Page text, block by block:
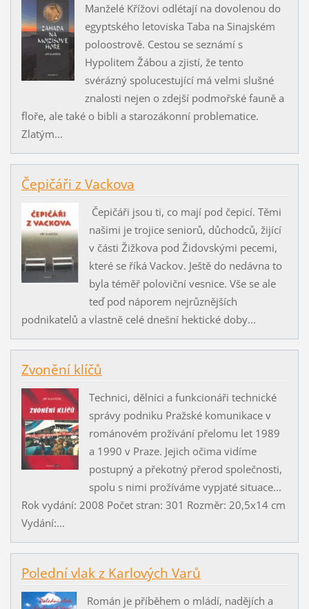
Manželé Křížovi odlétají na dovolenou do
egyptského letoviska Taba na Sinajském
poloostrově. Cestou se seznámí s
Hypolitem Žábou a zjistí, že tento
svérázný spolucestující má velmi slušné
znalosti nejen o zdejší podmořské fauně a
floře, ale také o bibli a starozákonní problematice.
Zlatým...
Čepičáři z Vackova
Čepičáři jsou ti, co mají pod čepicí. Těmi
našimi je trojice seniorů, důchodců, žijící
v části Žižkova pod Židovskými pecemi,
které se říká Vackov. Ještě do nedávna to
byla téměř poloviční vesnice. Vše se ale
teď pod náporem nejrůznějších
podnikatelů a vlastně celé dnešní hektické doby...
Zvonění klíčů
Technici, dělníci a funkcionáři technické
správy podniku Pražské komunikace v
románovém prožívání přelomu let 1989
a 1990 v Praze. Jejich očima vidíme
postupný a překotný přerod společnosti,
spolu s nimi prožíváme vypjaté situace...
Rok vydání: 2008 Počet stran: 301 Rozměr: 20,5x14 cm
Vydání:...
Polední vlak z Karlových Varů
Román je příběhem o mládí, nadějích a